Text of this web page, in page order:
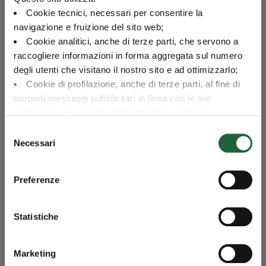
Cookie tecnici, necessari per consentire la
navigazione e fruizione del sito web;
Cookie analitici, anche di terze parti, che servono a
raccogliere informazioni in forma aggregata sul numero
degli utenti che visitano il nostro sito e ad ottimizzarlo;
Cookie di profilazione, anche di terze parti, al fine di
proporti messaggi pubblicitari in linea con le tue
in cui potrai modificare la tua scelta in qualsiasi momento
oppure puoi negare l'utilizzo di questi cookie cliccando su
delNecessari
Preferenze
Statistiche
Marketing
Sovranazionali
Finlandia
Austria
25 30
Categoria